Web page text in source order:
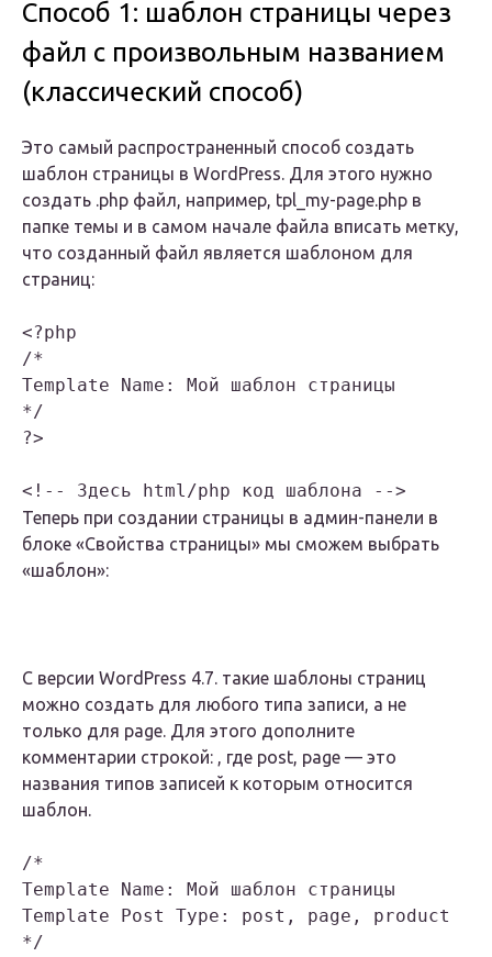
Способ 1: шаблон страницы через
файл с произвольным названием
(классический способ)
Это самый распространенный способ создать
шаблон страницы в WordPress. Для этого нужно
создать .php файл, например, tpl_my-page.php в
папке темы и в самом начале файла вписать метку,
что созданный файл является шаблоном для
страниц:
<?php
/*
Template Name: Мой шаблон страницы
*/
?>
<!-- Здесь html/php код шаблона -->
Теперь при создании страницы в админ-панели в
блоке «Свойства страницы» мы сможем выбрать
«шаблон»:
С версии WordPress 4.7. такие шаблоны страниц
можно создать для любого типа записи, а не
только для page. Для этого дополните
комментарии строкой: , где post, page — это
названия типов записей к которым относится
шаблон.
/*
Template Name: Мой шаблон страницы
Template Post Type: post, page, product
*/